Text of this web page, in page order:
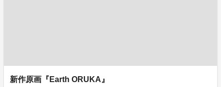
新作原画『Earth ORUKA』